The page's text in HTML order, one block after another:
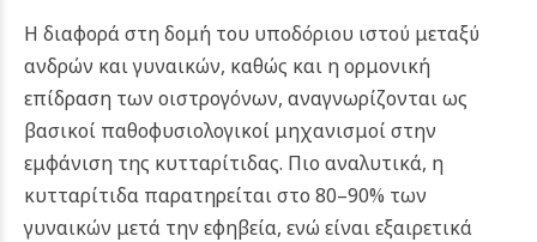
Η διαφορά στη δομή του υποδόριου ιστού μεταξύ
ανδρών και γυναικών, καθώς και η ορμονική
επίδραση των οιστρογόνων, αναγνωρίζονται ως
βασικοί παθοφυσιολογικοί μηχανισμοί στην
εμφάνιση της κυτταρίτιδας. Πιο αναλυτικά, η
κυτταρίτιδα παρατηρείται στο 80–90% των
γυναικών μετά την εφηβεία, ενώ είναι εξαιρετικά